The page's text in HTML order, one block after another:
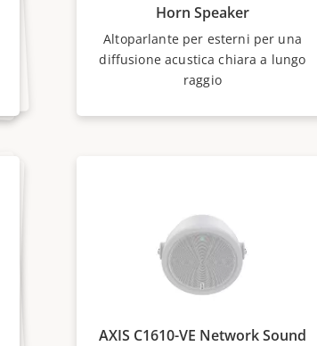
Horn Speaker
Altoparlante per esterni per una
diffusione acustica chiara a lungo
raggio
AXIS C1610-VE Network Sound